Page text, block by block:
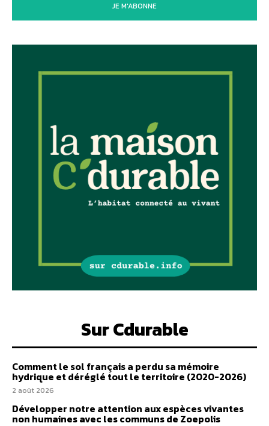
JE M'ABONNE
Sur Cdurable
Comment le sol français a perdu sa mémoire
hydrique et déréglé tout le territoire (2020-2026)
2 août 2026
Développer notre attention aux espèces vivantes
non humaines avec les communs de Zoepolis